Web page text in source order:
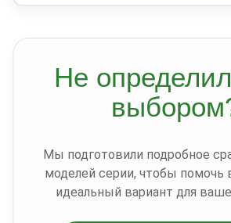
Не
Мы подготовили подробное
моделей серии, чтобы помочь
идеальный вариант для